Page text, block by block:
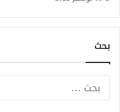
ي
)بحث